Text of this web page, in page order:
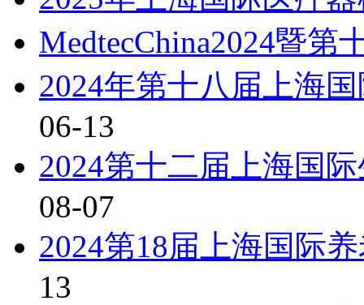
MedtecChina2024暨第
2024年第十八届上海
06-13
2024第十二届上海国
08-07
2024第18届上海国际
13